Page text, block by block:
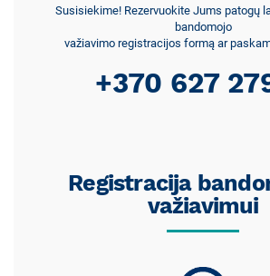
Susisiekime! Rezervuokite Jums patogų
bandomojo
važiavimo registracijos formą ar
+370 627
Registracija
važiavimui